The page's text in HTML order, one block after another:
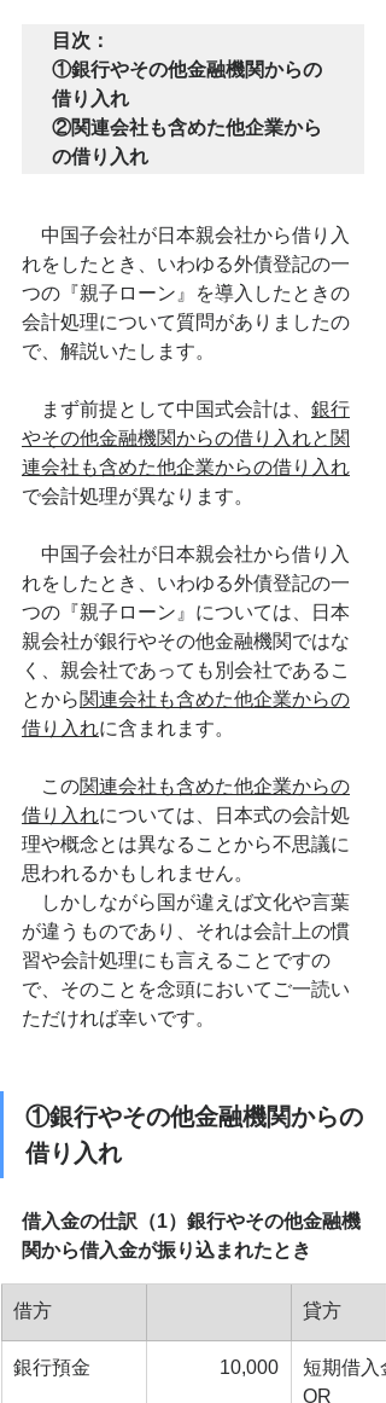
目次：
①銀行やその他金融機関からの
借り入れ
②関連会社も含めた他企業から
の借り入れ
中国子会社が日本親会社から借り入
れをしたとき、いわゆる外債登記の一
つの『親子ローン』を導入したときの
会計処理について質問がありましたの
で、解説いたします。
まず前提として中国式会計は、 銀行
やその他金融機関からの借り入れと関
連会社も含めた他企業からの借り入れ
で会計処理が異なります。
中国子会社が日本親会社から借り入
れをしたとき、いわゆる外債登記の一
つの『親子ローン』については、日本
親会社が銀行やその他金融機関ではな
く、親会社であっても別会社であるこ
とから関連会社も含めた他企業からの
借り入れに含まれます。
この関連会社も含めた他企業からの
借り入れについては、日本式の会計処
理や概念とは異なることから不思議に
思われるかもしれません。
しかしながら国が違えば文化や言葉
が違うものであり、それは会計上の慣
習や会計処理にも言えることですの
で、そのことを念頭においてご一読い
ただければ幸いです。
①銀行やその他金融機関からの
借り入れ
借入金の仕訳（1）銀行やその他金融機
関から借入金が振り込まれたとき
借方 貸方
銀行預金 10,000
短期借入
OR